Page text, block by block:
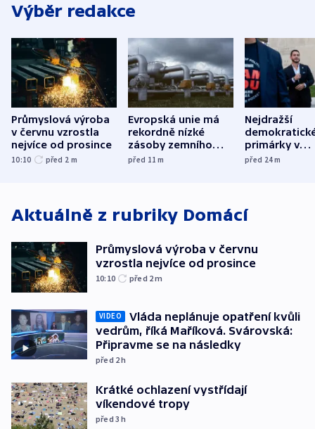
Výběr redakce
Průmyslová výroba
v červnu vzrostla
nejvíce od prosince
10:10 před 2 m
Evropská unie má
rekordně nízké
zásoby zemního
plynu
před 11m
Nejdražší
primárky v
Michiganu
před 24m
Aktuálně z rubriky Domácí
Průmyslová výroba v červnu
vzrostla nejvíce od prosince
10:10 před 2m
VIDEO
Vláda neplánuje opatření kvůli
vedrům, říká Maříková. Svárovská:
Připravme se na následky
před 2h
Krátké ochlazení vystřídají
víkendové tropy
před 3h